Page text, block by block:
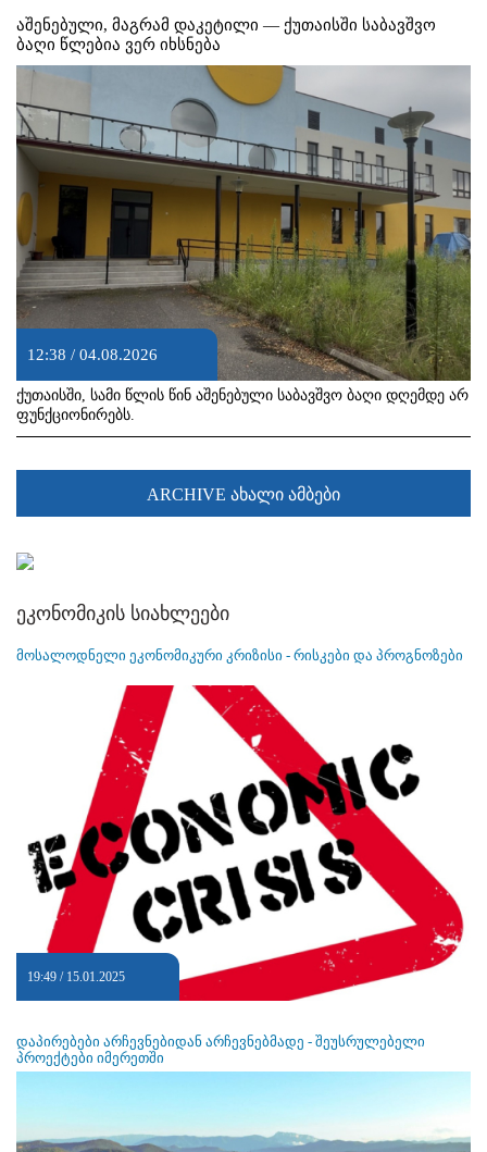
აშენებული, მაგრამ დაკეტილი — ქუთაისში საბავშვო
ბაღი წლებია ვერ იხსნება
12:38 / 04.08.2026
ქუთაისში, სამი წლის წინ აშენებული საბავშვო ბაღი დღემდე არ
ფუნქციონირებს.
ARCHIVE ახალი ამბები
ეკონომიკის სიახლეები
მოსალოდნელი ეკონომიკური კრიზისი - რისკები და პროგნოზები
19:49 / 15.01.2025
დაპირებები არჩევნებიდან არჩევნებმადე - შეუსრულებელი
პროექტები იმერეთში